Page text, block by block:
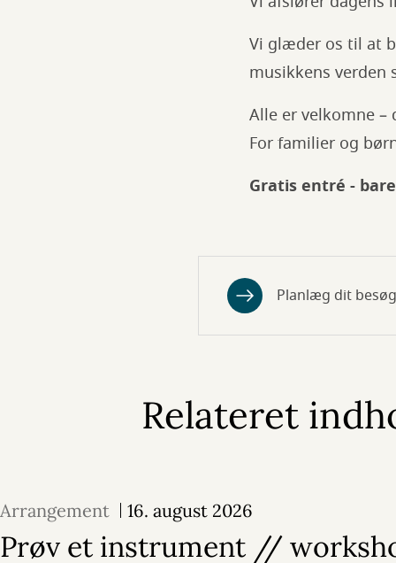
Vi glæder os til at
musikkens verden
Alle er velkomne
For familier og
Gratis entré -
Planlæg dit
Relateret
Arrangement 16. august 2026
Prøv et instrument //